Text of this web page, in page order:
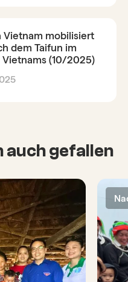
Vietnam mobilisiert
dem Taifun im
Vietnams (10/2025)
auch gefallen